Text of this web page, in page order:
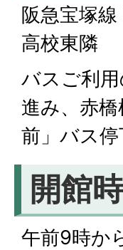
阪急宝塚
高校東隣
バスご利
進み、赤
前」バス
開館
午前9時か